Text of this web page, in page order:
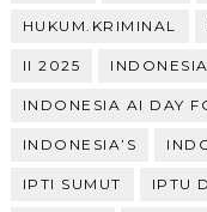
HUKUM.KRIMINAL
II 2025 INDONESIA
INDONESIA AI DAY
INDONESIA’S
IPTI SUMUT IPTU